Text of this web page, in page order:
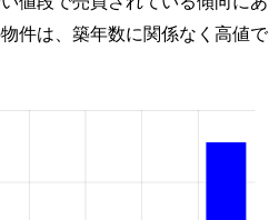
件は、築年数に関係なく高値で